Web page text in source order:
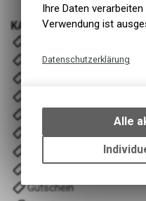
KATEGORIEN
Velos
Wartung/Reinigung
Bekleidung & Ausrüstung
Gutschein
Ihre Daten
Verwendung ist
Datenschutzerklärung
um die
Alle